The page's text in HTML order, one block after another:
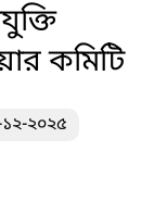
কমিটি
১২-২০২৫